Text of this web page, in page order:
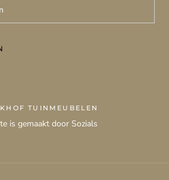
TUINMEUBELEN
is gemaakt door Sozials